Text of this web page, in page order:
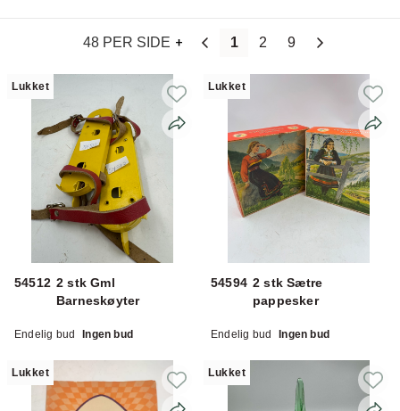
48 PER SIDE 1 2 9
Lukket
54512 2 stk Gml
Barneskøyter
Endelig bud Ingen bud
Lukket
54594 2 stk Sætre
pappesker
Endelig bud Ingen bud
Lukket Lukket